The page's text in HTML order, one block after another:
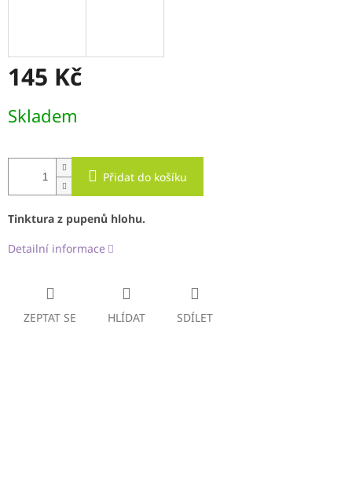
145 Kč
cena:
Skladem
Přidat do košíku
Tinktura z pupenů hlohu.
Detailní informace
ZEPTAT SE HLÍDAT SDÍLET